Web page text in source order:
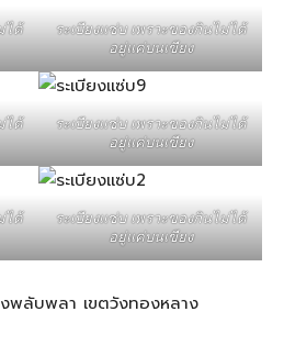
ได้
ระเบียงเเซ่บ เพราะของกินไม่ได้
อยู่แค่บนเขียง
ได้
ระเบียงเเซ่บ เพราะของกินไม่ได้
อยู่แค่บนเขียง
ได้
ระเบียงเเซ่บ เพราะของกินไม่ได้
อยู่แค่บนเขียง
พลับพลา เขตวังทองหลาง